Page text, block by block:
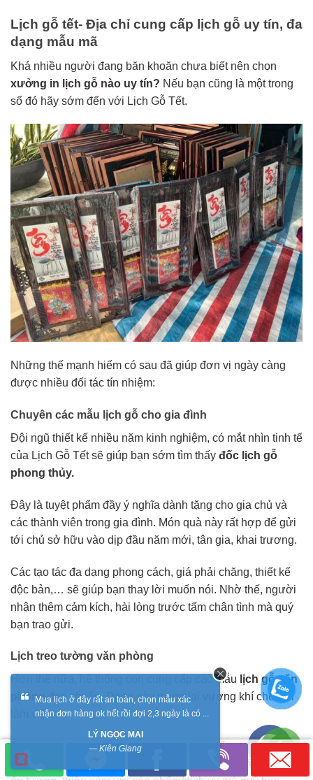
Lịch gỗ tết- Địa chỉ cung cấp lịch gỗ uy tín, đa
dạng mẫu mã
Khá nhiều người đang băn khoăn chưa biết nên chọn
xưởng in lịch gỗ nào uy tín? Nếu bạn cũng là một trong
số đó hãy sớm đến với Lịch Gỗ Tết.
Những thế mạnh hiếm có sau đã giúp đơn vị ngày càng
được nhiều đối tác tín nhiệm:
Chuyên các mẫu lịch gỗ cho gia đình
Đội ngũ thiết kế nhiều năm kinh nghiệm, có mắt nhìn tinh tế
của Lịch Gỗ Tết sẽ giúp bạn sớm tìm thấy đốc lịch gỗ
phong thủy.
Đây là tuyệt phẩm đầy ý nghĩa dành tặng cho gia chủ và
các thành viên trong gia đình. Món quà này rất hợp để gửi
tới chủ sở hữu vào dịp đầu năm mới, tân gia, khai trương.
Các tạo tác đa dạng phong cách, giá phải chăng, thiết kế
độc bản,… sẽ giúp bạn thay lời muốn nói. Nhờ thế, người
nhận thêm cảm kích, hài lòng trước tấm chân tình mà quý
bạn trao gửi.
Lịch treo tường văn phòng
Hơn thế nữa, hệ thống con cung cấp các mẫu lịch gỗ văn
phòngđẹp chuẩn. Dòng này mang lại vượng khí cho nơi
làm việc.
Bằng cách này, quý bạn còn củng cố hệ thống nhận diện
thương hiệu. Từ đó, đối tác, khách hàng, nhân viên thêm
Mua lịch ở đây rất an toàn, chọn mẫu xác
nhận đơn hàng ok hết rồi đợi 2,3 ngày là có ...
LÝ NGỌC MAI
— Kiên Giang